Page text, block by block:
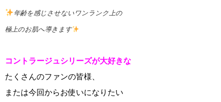
年齢を感じさせないワンランク上の
極上のお肌へ導きます
コントラージュシリーズが大好きな
たくさんのファンの皆様、
または今回からお使いになりたい